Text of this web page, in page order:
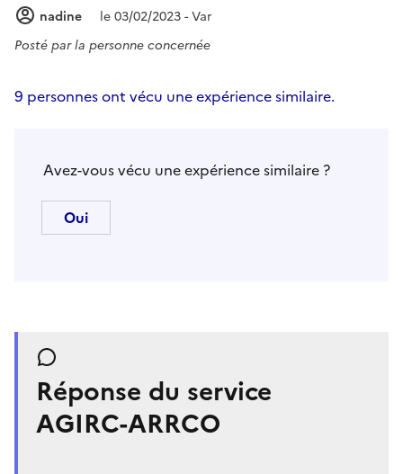
nadine
le 03/02/2023 - Var
Posté parla personne concernée
9 personnes ont vécu une expérience similaire.
Avez-vous vécu une expérience similaire ?
Réponse du service
AGIRC-ARRCO